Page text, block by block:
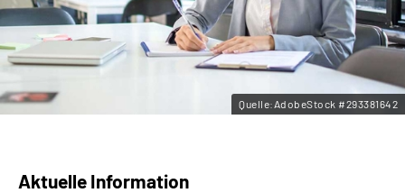
Gebärdensprache
Quelle:AdobeStock #293381642
Aktuelle Information